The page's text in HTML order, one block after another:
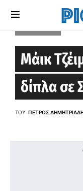
Μάικ
δίπλα σε
ΤΟΥ ΠΈΤΡΟΣ